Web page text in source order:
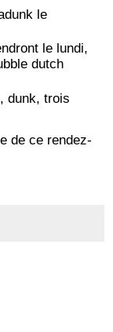
le
le lundi,
dutch
dunk, trois
de ce rendez-